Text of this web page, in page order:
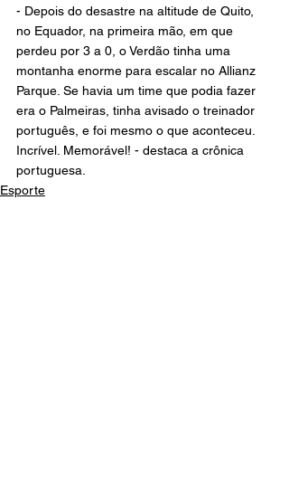
- Depois do desastre na altitude de Quito,
no Equador, na primeira mão, em que
perdeu por 3 a 0, o Verdão tinha uma
montanha enorme para escalar no Allianz
Parque. Se havia um time que podia fazer
era o Palmeiras, tinha avisado o treinador
português, e foi mesmo o que aconteceu.
Incrível. Memorável! - destaca a crônica
portuguesa.
Esporte